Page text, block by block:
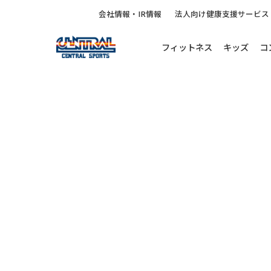
会社情報・IR情報 法人向け健康支援サービス
フィットネス キッズ